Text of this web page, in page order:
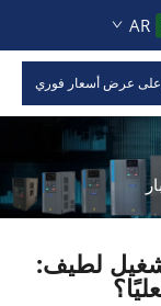
AR
عرض أسعار فوري
لطيف: